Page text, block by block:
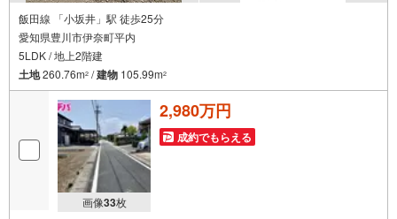
飯田線 「小坂井」駅 徒歩25分
愛知県豊川市伊奈町平内
5LDK / 地上2階建
土地260.76m2 /建物 105.99m2
画像33枚
2,980万円
成約でもらえる